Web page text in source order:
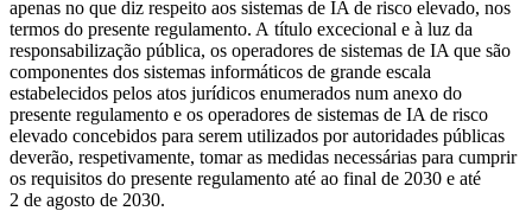
apenas no que diz respeito aos sistemas de IA de risco elevado, nos
termos do presente regulamento. A título excecional e à luz da
responsabilização pública, os operadores de sistemas de IA que são
componentes dos sistemas informáticos de grande escala
estabelecidos pelos atos jurídicos enumerados num anexo do
presente regulamento e os operadores de sistemas de IA de risco
elevado concebidos para serem utilizados por autoridades públicas
deverão, respetivamente, tomar as medidas necessárias para cumprir
os requisitos do presente regulamento até ao final de 2030 e até
2 de agosto de 2030.